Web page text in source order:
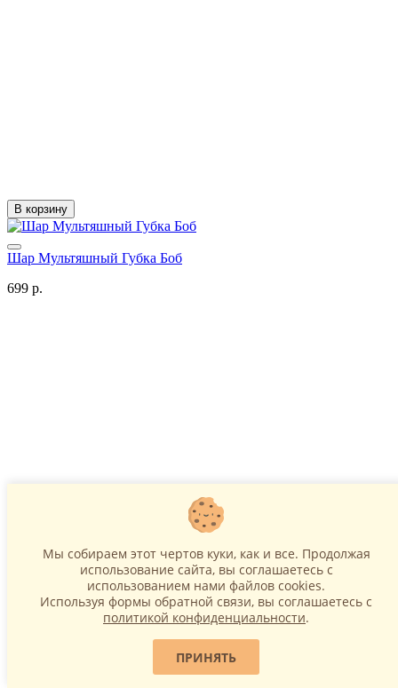
В корзину
Шар Мультяшный Губка Боб
699 р.
Шар фольгированный Миньоны Отто (65 см)
Мы собираем этот чертов куки, как и все. Продолжая
использование сайта, вы соглашаетесь c
использованием нами файлов cookies.
Используя формы обратной связи, вы соглашаетесь с
политикой конфиденциальности.
ПРИНЯТЬ